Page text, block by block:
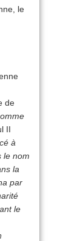
le
de
II
à
le nom
la
par
le